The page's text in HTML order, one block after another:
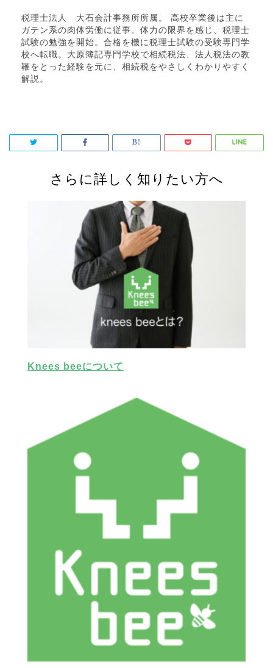
税理士法人 大石会計事務所所属。 高校卒業後は主に
ガテン系の肉体労働に従事。体力の限界を感じ、税理士
試験の勉強を開始。合格を機に税理士試験の受験専門学
校へ転職。大原簿記専門学校で相続税法、法人税法の教
鞭をとった経験を元に、相続税をやさしくわかりやすく
解説。
さらに詳しく知りたい方へ
Knees beeについて